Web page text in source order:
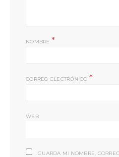
NOMBRE *
CORREO ELECTRÓNICO *
WEB
GUARDA MI NOMBRE,